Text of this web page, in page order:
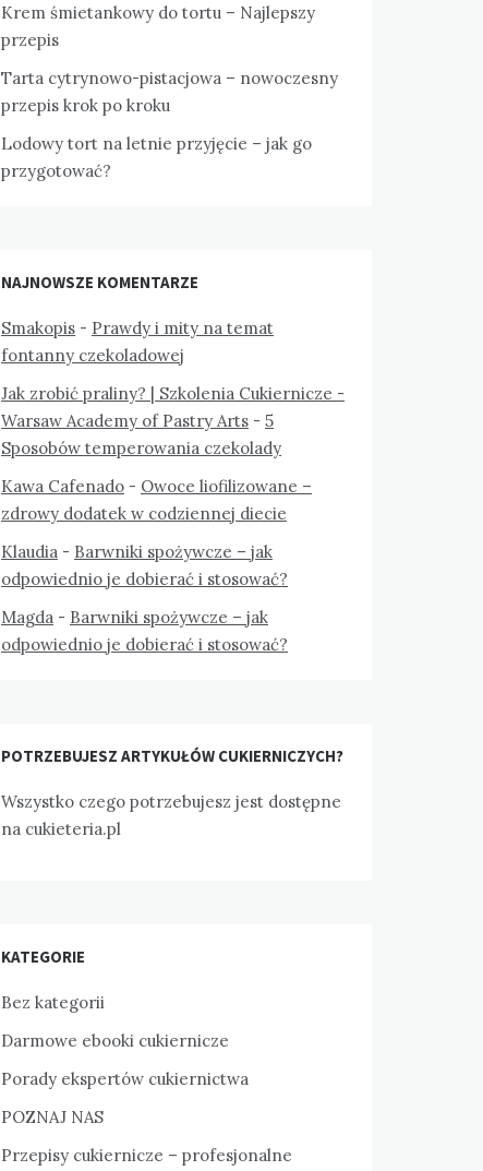
Krem śmietankowy do tortu – Najlepszy
przepis
Tarta cytrynowo-pistacjowa – nowoczesny
przepis krok po kroku
Lodowy tort na letnie przyjęcie – jak go
przygotować?
NAJNOWSZE KOMENTARZE
Smakopis - Prawdy i mity na temat
fontanny czekoladowej
Jak zrobić praliny? | Szkolenia Cukiernicze -
Warsaw Academy of Pastry Arts - 5
Sposobów temperowania czekolady
Kawa Cafenado - Owoce liofilizowane –
zdrowy dodatek w codziennej diecie
Klaudia - Barwniki spożywcze – jak
odpowiednio je dobierać i stosować?
Magda - Barwniki spożywcze – jak
odpowiednio je dobierać i stosować?
POTRZEBUJESZ ARTYKUŁÓW CUKIERNICZYCH?
Wszystko czego potrzebujesz jest dostępne
na cukieteria.pl
KATEGORIE
Bez kategorii
Darmowe ebooki cukiernicze
Porady ekspertów cukiernictwa
POZNAJ NAS
Przepisy cukiernicze – profesjonalne